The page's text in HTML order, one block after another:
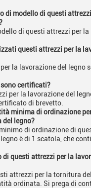
di modello di questi
di questi attrezzi per
questi attrezzi per la
la lavorazione del legno
certificati?
per la lavorazione del
di brevetto.
minima di ordinazione
legno?
di ordinazione di
è di 1 scatola, che
di questi attrezzi per la
attrezzi per la tornitura
ordinata. Si prega di